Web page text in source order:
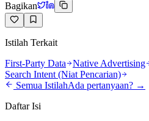
Bagikan
Istilah Terkait
First-Party Data
Native Advertising
Search Intent (Niat Pencarian)
Semua IstilahAda pertanyaan? →
Daftar Isi